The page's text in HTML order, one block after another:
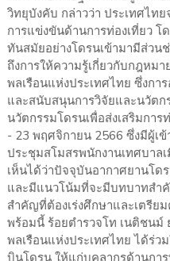
วิทยุบังคับ กล่าวว่า ประเทศไท
การแข่งขันด้านการท่องเที่ยว
ทันสมัยอย่างโดรนเข้ามามีส่วน
ถึงการให้ความรู้เกี่ยวกับกฎหม
พลเรือนแห่งประเทศไทย ซึ่งกา
และสนับสนุนการวิจัยและนวัตก
นวัตกรรมโดรนเพื่อส่งเสริมกา
- 23 พฤศจิกายน 2566 ซึ่งมีผู้เ
ประชุมสโมสรพนักงานเทศบาล
เห็นได้ว่าปัจจุบันอากาศยานโด
และมีแนวโน้มที่จะมีบทบาทสำ
สำคัญที่ต้องเร่งศึกษาและเตรีย
พร้อมนี้ ร้อยตำรวจโท เนติชนม์
พลเรือนแห่งประเทศไทย ได้ร่ว
บินโดรน ให้แก่บุคลากรด้านกา